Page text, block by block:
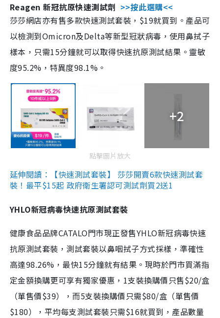
Reagen 新冠抗原快速測試劑 >>按此選購<<
莎莎網店亦有售多款快速測試套裝，$19就買到。產品可
以檢測到Omicron及Delta等新型冠狀病毒，使用鼻拭子
樣本，只需15分鐘就可以取得快速抗原測試結果。靈敏
度95.2%，特異度98.1%。
+2
點擊圖片放大
延伸閱讀：【快速測試套裝】 莎莎開賣6款快速測試套
裝！最平$15起 政府衛生署認可測試劑買2送1
YHLO新冠病毒快速抗原測試套裝
健康食品品牌CATALO門市現正發售YHLO新冠病毒快速
抗原測試套裝，測試套裝以鼻咽拭子方式採樣，準確性
高達98.26%，最快15分鐘就有結果。現時於門市買滿指
定金額換購更可享有獨家優惠，1支裝換購價只售$20/盒
（單售價$39），而5支裝換購價只需$80/盒（單售價
$180），平均每支測試套裝只需$16就買到，產品數量